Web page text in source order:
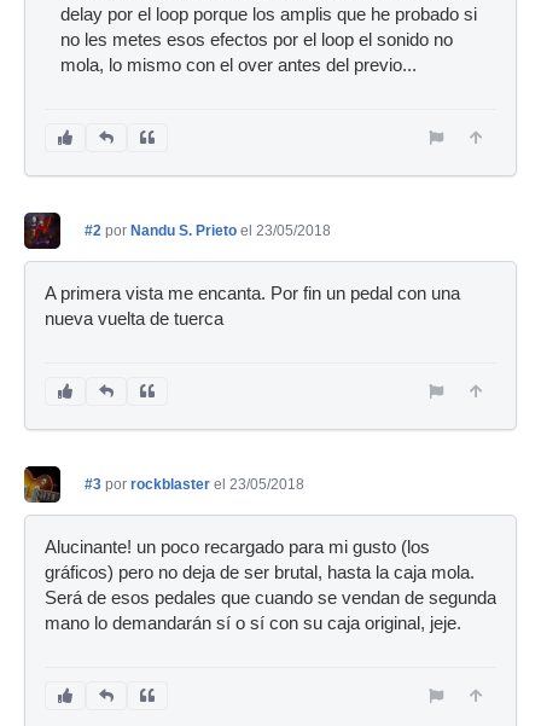
delay por el loop porque los amplis que he probado si
no les metes esos efectos por el loop el sonido no
mola, lo mismo con el over antes del previo...
#2 por Nandu S. Prieto el 23/05/2018
A primera vista me encanta. Por fin un pedal con una
nueva vuelta de tuerca
#3 por rockblaster el 23/05/2018
Alucinante! un poco recargado para mi gusto (los
gráficos) pero no deja de ser brutal, hasta la caja mola.
Será de esos pedales que cuando se vendan de segunda
mano lo demandarán sí o sí con su caja original, jeje.